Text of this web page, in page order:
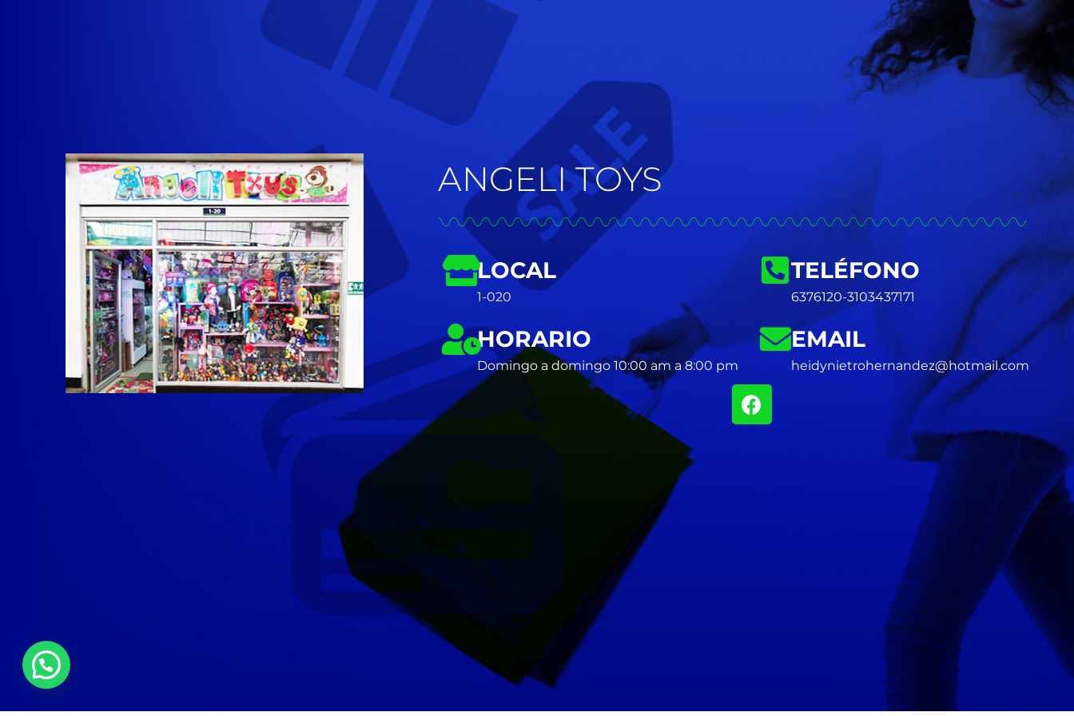
ANGELI TOYS
LOCAL
1-020
TELÉFONO
6376120-3103437171
HORARIO
Domingo a domingo 10:00 am a 8:00 pm
EMAIL
heidynietrohernandez@hotmail.com